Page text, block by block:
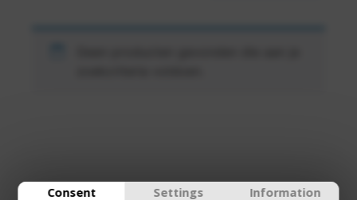
Home DRS Vector 8-E
Consent Settings Information